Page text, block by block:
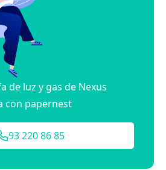
de luz y gas de Nexus
con papernest
93 220 86 85